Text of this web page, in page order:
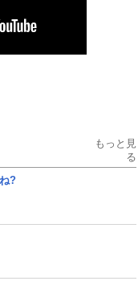
もっと見
る
?